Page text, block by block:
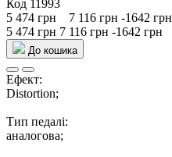
Код 11993
5 474 грн 7 116 грн -1642 грн
5 474 грн 7 116 грн -1642 грн
До кошика
Ефект:
Distortion;
Тип педалі:
аналогова;